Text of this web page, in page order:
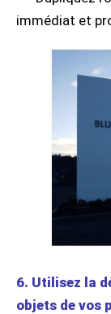
immédiat et
6. Utilisez la
objets de vos